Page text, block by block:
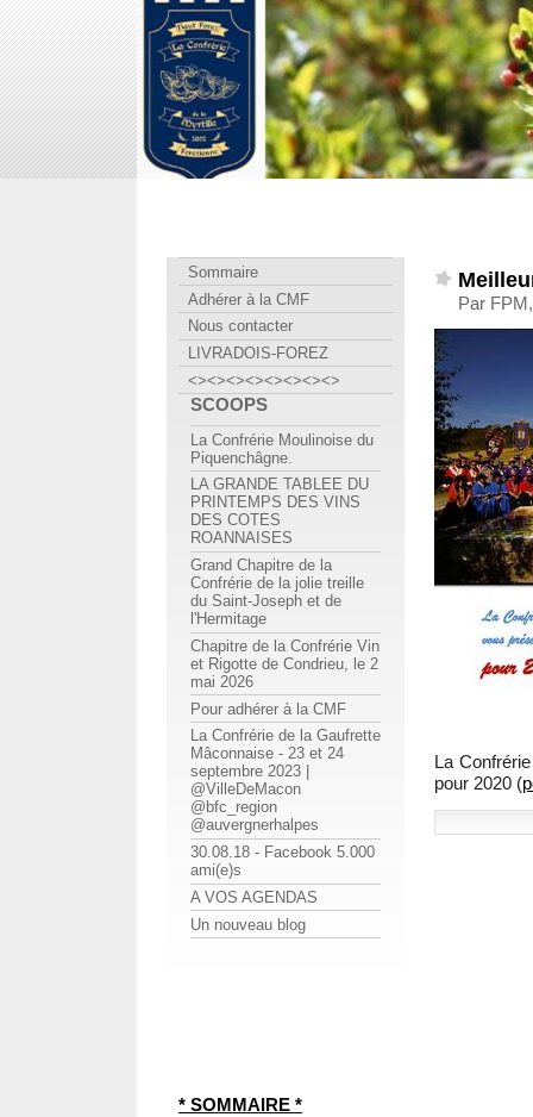
Confrérie Myrtille Forézienne
Par
La
pour 2020 (
Sommaire
Adhérer à la CMF
Nous contacter
LIVRADOIS-FOREZ
<><><><><><><><>
SCOOPS
La Confrérie Moulinoise du
Piquenchâgne.
LA GRANDE TABLEE DU
PRINTEMPS DES VINS
DES COTES
ROANNAISES
Grand Chapitre de la
Confrérie de la jolie treille
du Saint-Joseph et de
l'Hermitage
Chapitre de la Confrérie Vin
et Rigotte de Condrieu, le 2
mai 2026
Pour adhérer à la CMF
La Confrérie de la Gaufrette
Mâconnaise - 23 et 24
septembre 2023 |
@VilleDeMacon
@bfc_region
@auvergnerhalpes
30.08.18 - Facebook 5.000
ami(e)s
A VOS AGENDAS
Un nouveau blog
* SOMMAIRE *